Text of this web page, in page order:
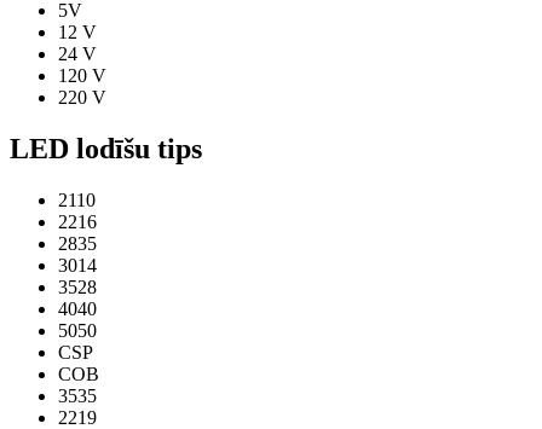
5V
12 V
24 V
120 V
220 V
LED lodīšu tips
2110
2216
2835
3014
3528
4040
5050
CSP
COB
3535
2219